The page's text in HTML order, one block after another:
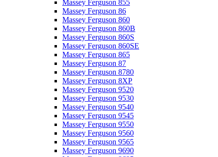
Massey Ferguson 855
Massey Ferguson 86
Massey Ferguson 860
Massey Ferguson 860B
Massey Ferguson 860S
Massey Ferguson 860SE
Massey Ferguson 865
Massey Ferguson 87
Massey Ferguson 8780
Massey Ferguson 8XP
Massey Ferguson 9520
Massey Ferguson 9530
Massey Ferguson 9540
Massey Ferguson 9545
Massey Ferguson 9550
Massey Ferguson 9560
Massey Ferguson 9565
Massey Ferguson 9690